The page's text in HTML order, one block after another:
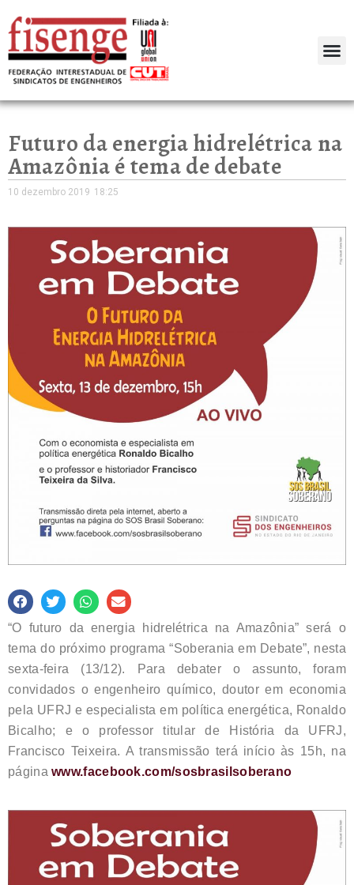
Futuro da energia hidrelétrica na
Amazônia é tema de debate
10 dezembro 2019 18:25
“O futuro da energia hidrelétrica na Amazônia” será o
tema do próximo programa “Soberania em Debate”, nesta
sexta-feira (13/12). Para debater o assunto, foram
convidados o engenheiro químico, doutor em economia
pela UFRJ e especialista em política energética, Ronaldo
Bicalho; e o professor titular de História da UFRJ,
Francisco Teixeira. A transmissão terá início às 15h, na
páginawww.facebook.com/sosbrasilsoberano